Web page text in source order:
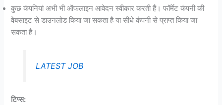
कुछ कंपनियां अभी भी ऑफलाइन आवेदन स्वीकार करती हैं। फॉर्मेट कंपनी की
वेबसाइट से डाउनलोड किया जा सकता है या सीधे कंपनी से प्राप्त किया जा
सकता है।
LATEST JOB
टिप्स: